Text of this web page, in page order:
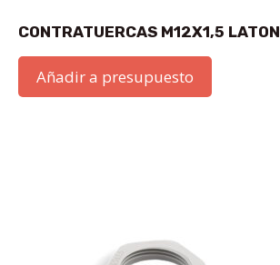
CONTRATUERCAS M12X1,5 LATON
Añadir a presupuesto